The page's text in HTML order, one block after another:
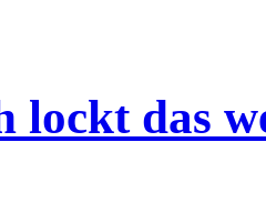
lockt das